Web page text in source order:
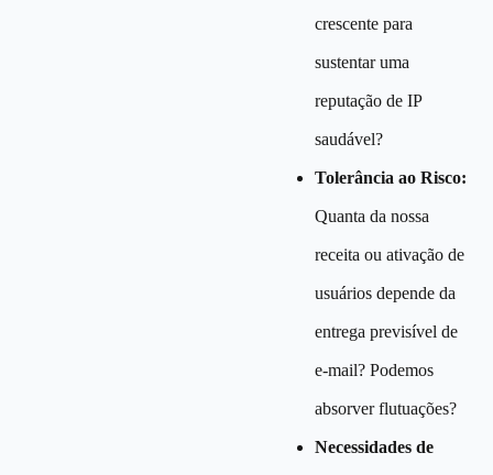
crescente para
sustentar uma
reputação de IP
saudável?
Tolerância ao Risco:
Quanta da nossa
receita ou ativação de
usuários depende da
entrega previsível de
e-mail? Podemos
absorver flutuações?
Necessidades de